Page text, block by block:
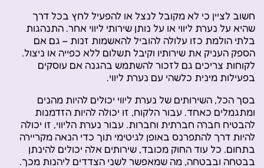
חשוב לציין כי לא מקובל לנצל או להפעיל לחץ בכל דרך
שהיא על נערת ליווי או על נותן שירותי ליווי אחר. התנהגות
בלתי הולמת כזו עלולה להוביל להאשמות זנות – גם אם
הספק העניק את שירותיו וקיבל תשלום ללא כפייה או ניצול.
לקוחות צריכים גם לזכור להשתמש בהגנה אם עוסקים
בפעילות מינית כלשהי עם נערת ליווי.
בסך הכל, השירותים של נערת ליווי יכולים להיות מהנים
ומתגמלים כאחד. עבור הלקוח, זו יכולה להיות הזדמנות
להבטיח חברה חברתית וחברות. עבור נערת הליווי, זו יכולה
להיות דרך להתפרנס באופן לגיטימי תוך כדי הנאה מקריירה
בתחום. כל עוד החוק מכובד, שירותים אלה יכולים להינתן
בבטחה ובבטחה, מה שמאפשר לשני הצדדים ליהנות מכך.